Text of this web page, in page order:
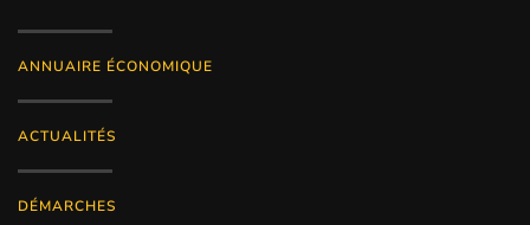
ANNUAIRE ÉCONOMIQUE
ACTUALITÉS
DÉMARCHES